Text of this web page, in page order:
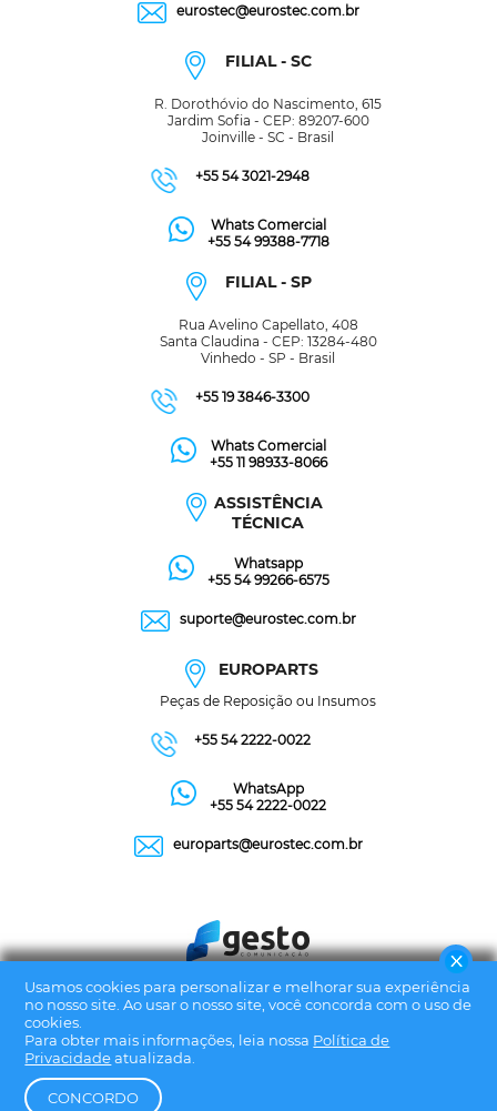
Usamos cookies para personalizar e melhorar sua experiência
no nosso site. Ao usar o nosso site, você concorda com o uso de
cookies.
Para obter mais informações, leia nossa Política de
Privacidadeatualizada.
CONCORDO
eurostec@eurostec.com.br
FILIAL - SC
R. Dorothóvio do Nascimento, 615
Jardim Sofia - CEP: 89207-600
Joinville - SC - Brasil
+55 54 3021-2948
Whats Comercial
+55 54 99388-7718
FILIAL - SP
Rua Avelino Capellato, 408
Santa Claudina - CEP: 13284-480
Vinhedo - SP - Brasil
+55 19 3846-3300
Whats Comercial
+55 11 98933-8066
ASSISTÊNCIA
TÉCNICA
Whatsapp
+55 54 99266-6575
suporte@eurostec.com.br
EUROPARTS
Peças de Reposição ou Insumos
+55 54 2222-0022
WhatsApp
+55 54 2222-0022
europarts@eurostec.com.br